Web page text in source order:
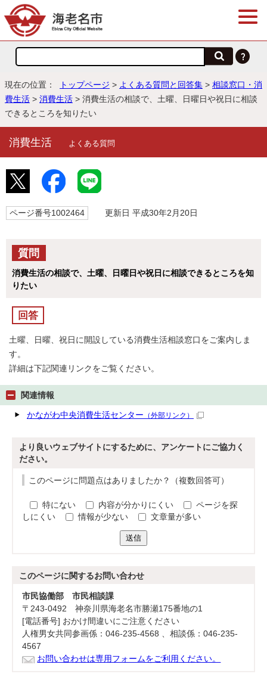
現在の位置： トップページ > よくある質問と回答集 > 相談窓口・消
費生活 > 消費生活 > 消費生活の相談で、土曜、日曜日や祝日に相談
できるところを知りたい
消費生活 よくある質問
ページ番号1002464 更新日 平成30年2月20日
質問
消費生活の相談で、土曜、日曜日や祝日に相談できるところを知
りたい
回答
土曜、日曜、祝日に開設している消費生活相談窓口をご案内しま
す。
詳細は下記関連リンクをご覧ください。
関連情報
かながわ中央消費生活センター （外部リンク）
より良いウェブサイトにするために、アンケートにご協力く
ださい。
このページに問題点はありましたか？（複数回答可）
特にない 内容が分かりにくい
ページを探
しにくい
情報が少ない 文章量が多い
送信
このページに関するお問い合わせ
市民協働部 市民相談課
〒243-0492 神奈川県海老名市勝瀬175番地の1
[電話番号] おかけ間違いにご注意ください
人権男女共同参画係：046-235-4568 、相談係：046-235-
4567
お問い合わせは専用フォームをご利用ください。